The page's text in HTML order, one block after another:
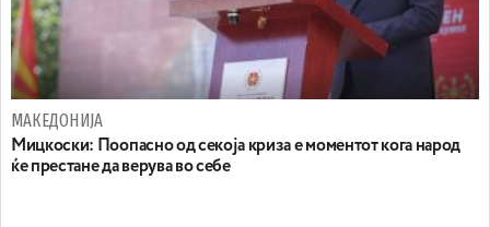
МАКЕДОНИЈА
Мицкоски: Поопасно од секоја криза е моментот кога народ
ќе престане да верува во себе